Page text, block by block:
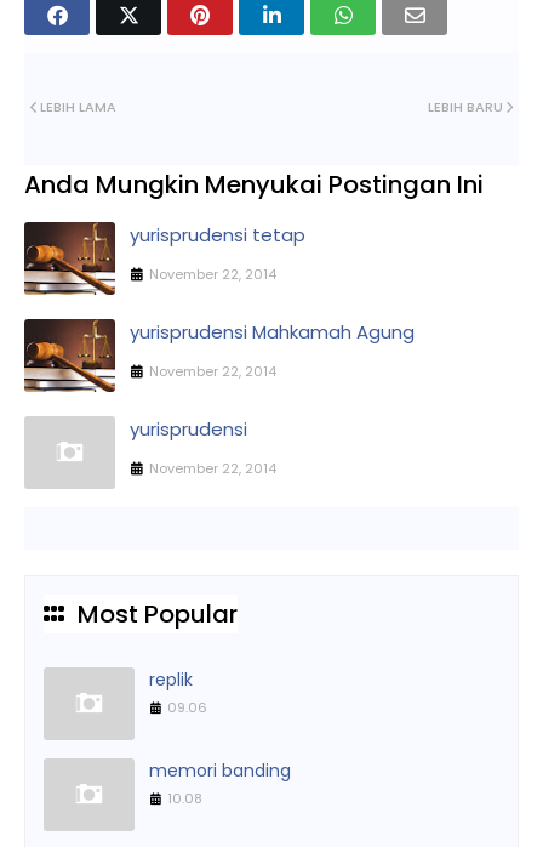
LEBIH BARU
LEBIH LAMA
Anda Mungkin Menyukai Postingan Ini
yurisprudensi tetap
November 22, 2014
yurisprudensi Mahkamah Agung
November 22, 2014
yurisprudensi
November 22, 2014
Most Popular
replik
09.06
memori banding
10.08